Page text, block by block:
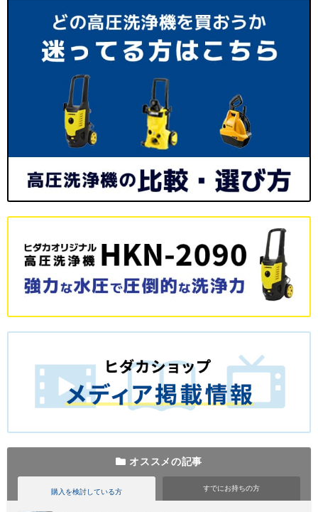
オススメの記事
購入を検討している方 すでにお持ちの方